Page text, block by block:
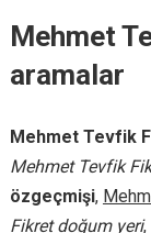
Mehmet
aramalar
Mehmet Tevfik
Mehmet Tevfik
özgeçmişi,
Fikret doğum yeri,